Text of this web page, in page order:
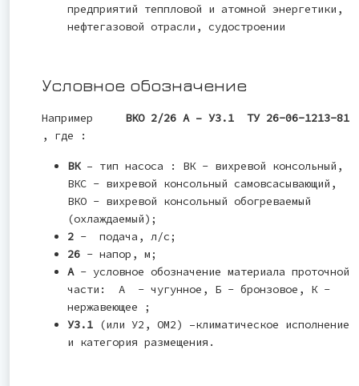
предприятий теппловой и атомной энергетики,
нефтегазовой отрасли, судостроении
Условное обозначение
Например ВКО 2/26 А – У3.1 ТУ 26-06-1213-81
, где :
ВК– тип насоса : ВК - вихревой консольный,
ВКС - вихревой консольный самовсасывающий,
ВКО - вихревой консольный обогреваемый
(охлаждаемый);
2 - подача, л/с;
26 - напор, м;
А- условное обозначение материала проточной
части: А - чугунное, Б - бронзовое, К -
нержавеющее ;
У3.1 (или У2, ОМ2) –климатическое исполнение
и категория размещения.